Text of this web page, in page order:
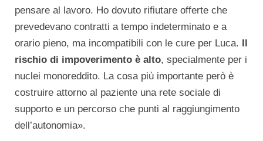
pensare al lavoro. Ho dovuto rifiutare offerte che
prevedevano contratti a tempo indeterminato e a
orario pieno, ma incompatibili con le cure per Luca. Il
rischio di impoverimento è alto, specialmente per i
nuclei monoreddito. La cosa più importante però è
costruire attorno al paziente una rete sociale di
supporto e un percorso che punti al raggiungimento
dell’autonomia».